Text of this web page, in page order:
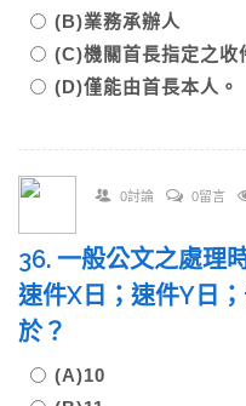
(B)業務承辦人
(C)機關首長指定之
(D)僅能由首長本人。
0討論 0留言
36. 一般公文之處理
速件X日；速件Y日
於？
(A)10